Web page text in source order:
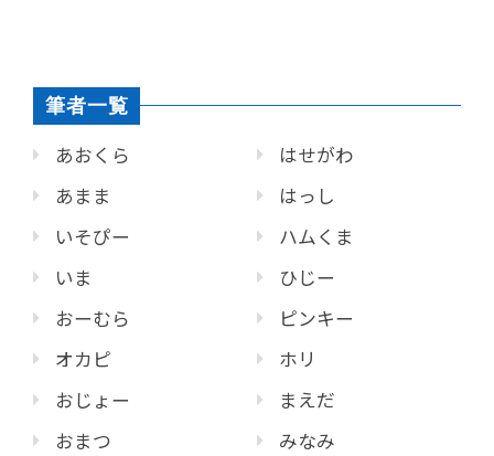
筆者一覧
あおくら
あまま
いそぴー
いま
おーむら
オカピ
おじょー
おまつ
はせがわ
はっし
ハムくま
ひじー
ピンキー
ホリ
まえだ
みなみ